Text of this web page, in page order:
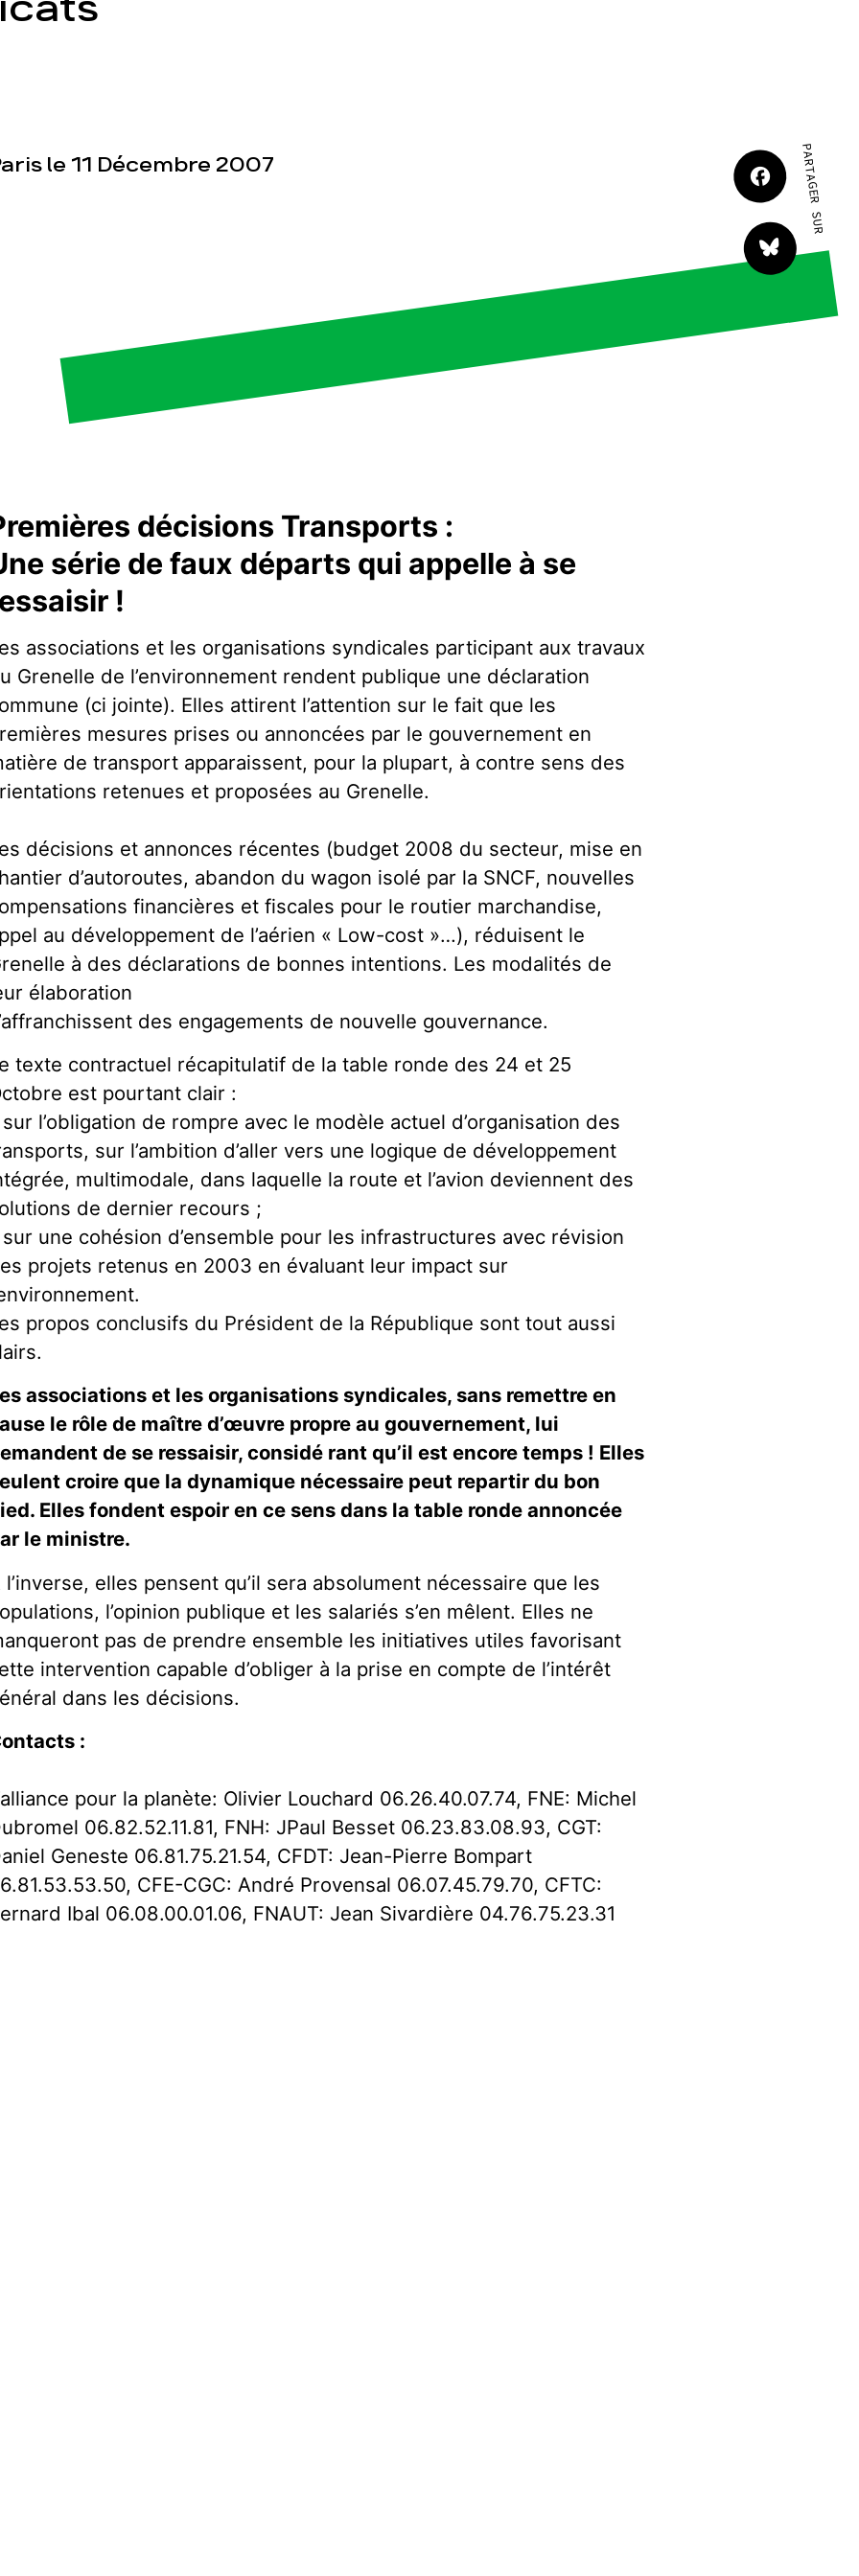
le 11 Décembre 2007 PARTAGER SUR
décisions Transports :
série de faux départs qui appelle à se
!
associations et les organisations syndicales participant aux travaux
Grenelle de l’environnement rendent publique une déclaration
(ci jointe). Elles attirent l’attention sur le fait que les
mesures prises ou annoncées par le gouvernement en
de transport apparaissent, pour la plupart, à contre sens des
retenues et proposées au Grenelle.
décisions et annonces récentes (budget 2008 du secteur, mise en
d’autoroutes, abandon du wagon isolé par la SNCF, nouvelles
financières et fiscales pour le routier marchandise,
au développement de l’aérien « Low-cost »…), réduisent le
à des déclarations de bonnes intentions. Les modalités de
élaboration
des engagements de nouvelle gouvernance.
texte contractuel récapitulatif de la table ronde des 24 et 25
est pourtant clair :
sur l’obligation de rompre avec le modèle actuel d’organisation des
sur l’ambition d’aller vers une logique de développement
multimodale, dans laquelle la route et l’avion deviennent des
de dernier recours ;
sur une cohésion d’ensemble pour les infrastructures avec révision
projets retenus en 2003 en évaluant leur impact sur
propos conclusifs du Président de la République sont tout aussi
associations et les organisations syndicales, sans remettre en
le rôle de maître d’œuvre propre au gouvernement, lui
de se ressaisir, considé rant qu’il est encore temps ! Elles
croire que la dynamique nécessaire peut repartir du bon
Elles fondent espoir en ce sens dans la table ronde annoncée
le ministre.
l’inverse, elles pensent qu’il sera absolument nécessaire que les
l’opinion publique et les salariés s’en mêlent. Elles ne
pas de prendre ensemble les initiatives utiles favorisant
intervention capable d’obliger à la prise en compte de l’intérêt
dans les décisions.
:
pour la planète: Olivier Louchard 06.26.40.07.74, FNE: Michel
06.82.52.11.81, FNH: JPaul Besset 06.23.83.08.93, CGT:
Geneste 06.81.75.21.54, CFDT: Jean-Pierre Bompart
CFE-CGC: André Provensal 06.07.45.79.70, CFTC:
Ibal 06.08.00.01.06, FNAUT: Jean Sivardière 04.76.75.23.31